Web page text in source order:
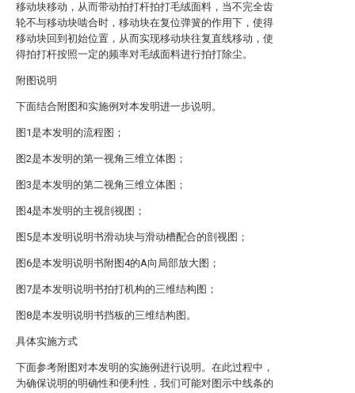
移动块移动，从而带动拍打杆拍打毛绒面料，当不完全齿
轮不与移动块啮合时，移动块在复位弹簧的作用下，使得
移动块回到初始位置，从而实现移动块往复直线移动，使
得拍打杆按照一定的频率对毛绒面料进行拍打除尘。
附图说明
下面结合附图和实施例对本发明进一步说明。
图1是本发明的流程图；
图2是本发明的第一视角三维立体图；
图3是本发明的第二视角三维立体图；
图4是本发明的主视剖视图；
图5是本发明说明书滑动块与滑动槽配合的剖视图；
图6是本发明说明书附图4的A向局部放大图；
图7是本发明说明书拍打机构的三维结构图；
图8是本发明说明书挡板的三维结构图。
具体实施方式
下面参考附图对本发明的实施例进行说明。在此过程中，
为确保说明的明确性和便利性，我们可能对图示中线条的